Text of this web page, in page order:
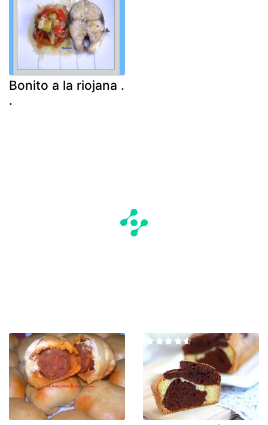
Bonito a la riojana .
.